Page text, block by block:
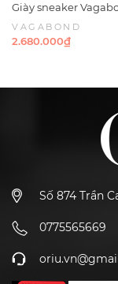
Giày sneaker
hãng Paul 2.0 Suede
Xám da lộn
VAGABOND
2.680.000₫
Số 874 Trần
0775565669